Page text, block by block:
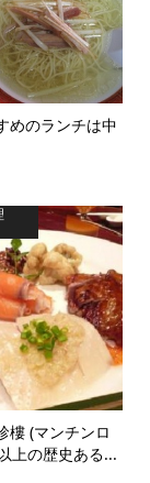
めのランチは中
樓 (マンチンロ
上の歴史ある...